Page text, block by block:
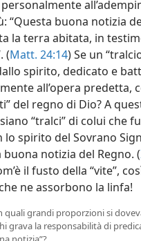
“Questa buona notizia
la terra abitata, in
(Matt. 24:14) Se un
spirito, dedicato e
all’opera predetta,
del regno di Dio? A
“tralci” di colui che
lo spirito del Sovrano
notizia del Regno. (
il fusto della “vite”,
ne assorbono la linfa!
quali grandi proporzioni si
grava la responsabilità di